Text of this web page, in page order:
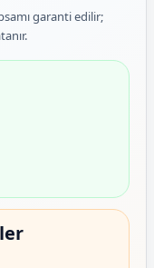
garanti edilir;